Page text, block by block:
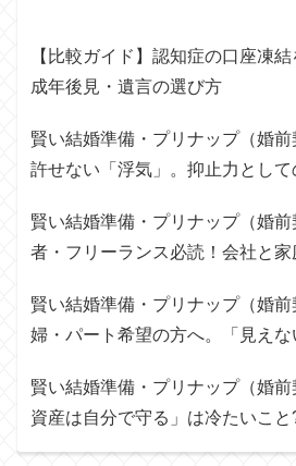
【比較ガイド】認知症の口座凍
成年後見・遺言の選び方
賢い結婚準備・プリナップ（婚
許せない「浮気」。抑止力として
賢い結婚準備・プリナップ（婚
者・フリーランス必読！会社と
賢い結婚準備・プリナップ（婚
婦・パート希望の方へ。「見え
賢い結婚準備・プリナップ（婚
資産は自分で守る」は冷たいこと